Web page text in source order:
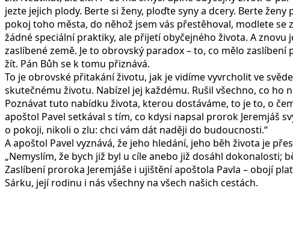
jezte jejich plody. Berte si ženy, ploďte syny a dcery. Berte
pokoj toho města, do něhož jsem vás přestěhoval, modlete se
žádné speciální praktiky, ale přijetí obyčejného života. A
zaslíbené země. Je to obrovský paradox – to, co mělo
žít. Pán Bůh se k tomu přiznává.
To je obrovské přitakání životu, jak je vidíme vyvrcholit ve
skutečnému životu. Nabízel jej každému. Rušil všechno, co
Poznávat tuto nabídku života, kterou dostáváme, to je to, o
apoštol Pavel setkával s tím, co kdysi napsal prorok Jeremjáš
o pokoji, nikoli o zlu: chci vám dát naději do budoucnosti.“
A apoštol Pavel vyznává, že jeho hledání, jeho běh života je
„Nemyslím, že bych již byl u cíle anebo již dosáhl dokonalosti;
Zaslíbení proroka Jeremjáše i ujištění apoštola Pavla – obojí
Sárku, její rodinu i nás všechny na všech